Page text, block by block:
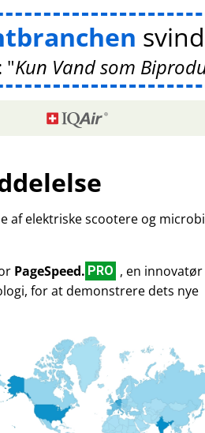
Kun Vand som
af elektriske scootere og
PageSpeed. PRO , en innovatør
for at demonstrere dets nye